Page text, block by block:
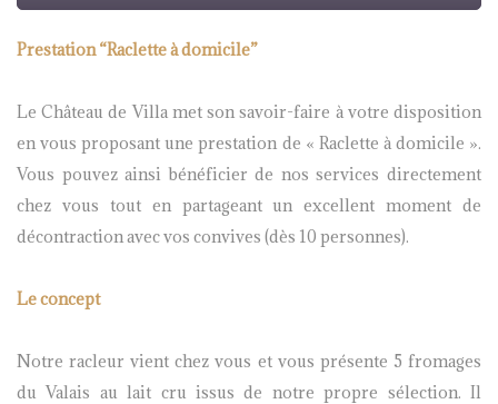
Prestation “Raclette à domicile”
Le Château de Villa met son savoir-­faire à votre disposition
en vous proposant une prestation de « Raclette à domicile ».
Vous pouvez ainsi bénéficier de nos services directement
chez vous tout en partageant un excellent moment de
décontraction avec vos convives (dès 10 personnes).
Le concept
Notre racleur vient chez vous et vous présente 5 fromages
du Valais au lait cru issus de notre propre sélection. Il